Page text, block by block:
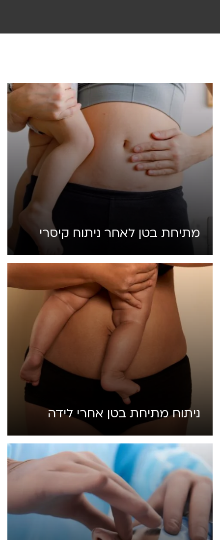
מתיחת בטן לאחר ניתוח קיסרי
ניתוח מתיחת בטן אחרי לידה